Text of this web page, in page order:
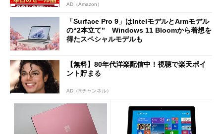
AD（Amazon）
「Surface Pro 9」はIntelモデルとArmモデル
の“2本立て” Windows 11 Bloomから着想を
得たスペシャルモデルも
【無料】80年代洋楽配信中！視聴で楽天ポイ
ント貯まる
AD（Rチャンネル）